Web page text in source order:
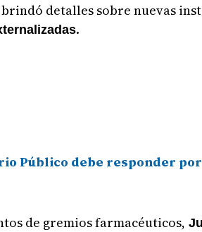
detalles sobre nuevas
.
Público debe responder
de gremios farmacéuticos,